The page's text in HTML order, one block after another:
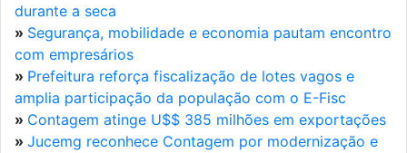
durante a seca
» Segurança, mobilidade e economia pautam encontro
com empresários
» Prefeitura reforça fiscalização de lotes vagos e
amplia participação da população com o E-Fisc
» Contagem atinge U$$ 385 milhões em exportações
» Jucemg reconhece Contagem por modernização e